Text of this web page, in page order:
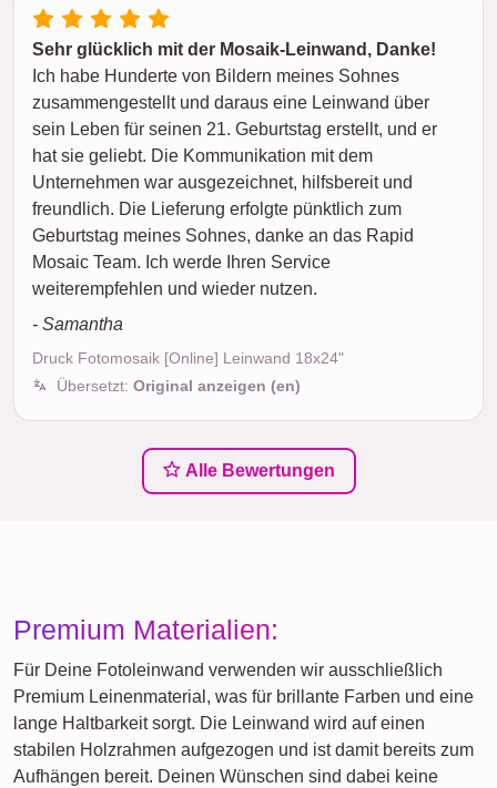
Sehr glücklich mit der Mosaik-Leinwand, Danke!
Ich habe Hunderte von Bildern meines Sohnes
zusammengestellt und daraus eine Leinwand über
sein Leben für seinen 21. Geburtstag erstellt, und er
hat sie geliebt. Die Kommunikation mit dem
Unternehmen war ausgezeichnet, hilfsbereit und
freundlich. Die Lieferung erfolgte pünktlich zum
Geburtstag meines Sohnes, danke an das Rapid
Mosaic Team. Ich werde Ihren Service
weiterempfehlen und wieder nutzen.
- Samantha
Druck Fotomosaik [Online] Leinwand 18x24"
Übersetzt: Original anzeigen (en)
Alle Bewertungen
Premium Materialien:
Für Deine Fotoleinwand verwenden wir ausschließlich
Premium Leinenmaterial, was für brillante Farben und eine
lange Haltbarkeit sorgt. Die Leinwand wird auf einen
stabilen Holzrahmen aufgezogen und ist damit bereits zum
Aufhängen bereit. Deinen Wünschen sind dabei keine